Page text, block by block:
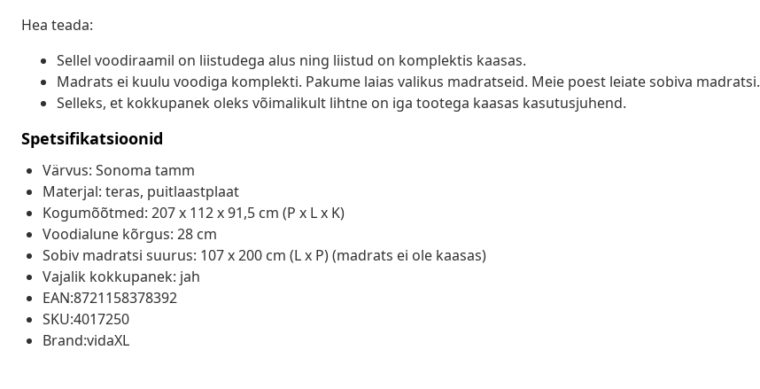
Hea teada:
Sellel voodiraamil on liistudega alus ning liistud on komplektis kaasas.
Madrats ei kuulu voodiga komplekti. Pakume laias valikus madratseid. Meie poest leiate sobiva madratsi.
Selleks, et kokkupanek oleks võimalikult lihtne on iga tootega kaasas kasutusjuhend.
Spetsifikatsioonid
Värvus: Sonoma tamm
Materjal: teras, puitlaastplaat
Kogumõõtmed: 207 x 112 x 91,5 cm (P x L x K)
Voodialune kõrgus: 28 cm
Sobiv madratsi suurus: 107 x 200 cm (L x P) (madrats ei ole kaasas)
Vajalik kokkupanek: jah
EAN:8721158378392
SKU:4017250
Brand:vidaXL